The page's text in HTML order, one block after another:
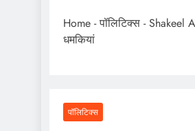
Home -पॉलिटिक्स -Shakeel
धमकियां
पॉलिटिक्स